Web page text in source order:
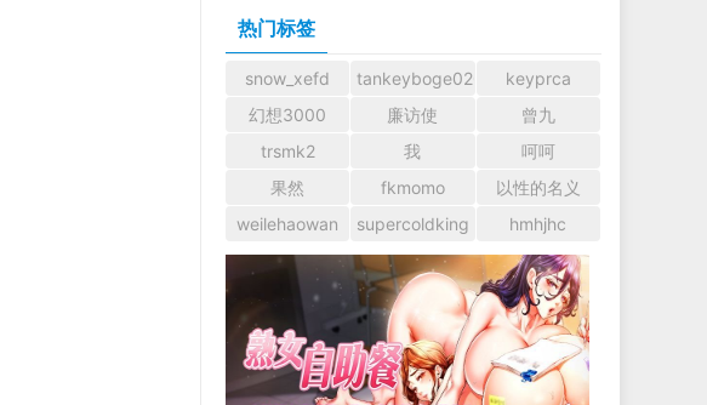
热门标签
snow_xefd tankeyboge0204
keyprca
幻想3000
廉访使
曾九
trsmk2
我
呵呵
果然
fkmomo
以性的名义
weilehaowan
supercoldking hmhjhc